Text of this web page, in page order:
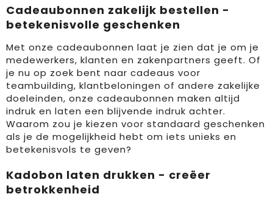
Cadeaubonnen zakelijk bestellen -
betekenisvolle geschenken
Met onze cadeaubonnen laat je zien dat je om je
medewerkers, klanten en zakenpartners geeft. Of
je nu op zoek bent naar cadeaus voor
teambuilding, klantbeloningen of andere zakelijke
doeleinden, onze cadeaubonnen maken altijd
indruk en laten een blijvende indruk achter.
Waarom zou je kiezen voor standaard geschenken
als je de mogelijkheid hebt om iets unieks en
betekenisvols te geven?
Kadobon laten drukken - creëer
betrokkenheid